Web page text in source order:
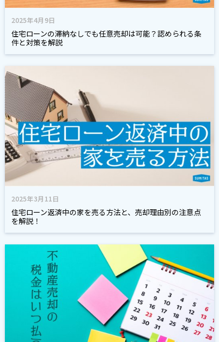
2025年4月9日
住宅ローンの滞納なしでも任意売却は可能？認められる条
件と対策を解説
2025年3月11日
住宅ローン返済中の家を売る方法と、売却理由別の注意点
を解説！